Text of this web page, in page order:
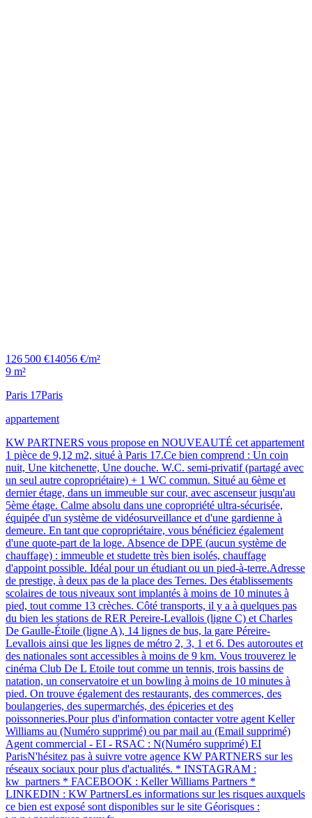
126 500 €14056 €/m²
9 m²
Paris 17Paris
appartement
KW PARTNERS vous propose en NOUVEAUTÉ cet appartement
1 pièce de 9,12 m2, situé à Paris 17.Ce bien comprend : Un coin
nuit, Une kitchenette, Une douche. W.C. semi-privatif (partagé avec
un seul autre copropriétaire) + 1 WC commun. Situé au 6ème et
dernier étage, dans un immeuble sur cour, avec ascenseur jusqu'au
5ème étage. Calme absolu dans une copropriété ultra-sécurisée,
équipée d'un système de vidéosurveillance et d'une gardienne à
demeure. En tant que copropriétaire, vous bénéficiez également
d'une quote-part de la loge. Absence de DPE (aucun système de
chauffage) : immeuble et studette très bien isolés, chauffage
d'appoint possible. Idéal pour un étudiant ou un pied-à-terre.Adresse
de prestige, à deux pas de la place des Ternes. Des établissements
scolaires de tous niveaux sont implantés à moins de 10 minutes à
pied, tout comme 13 crèches. Côté transports, il y a à quelques pas
du bien les stations de RER Pereire-Levallois (ligne C) et Charles
De Gaulle-Étoile (ligne A), 14 lignes de bus, la gare Péreire-
Levallois ainsi que les lignes de métro 2, 3, 1 et 6. Des autoroutes et
des nationales sont accessibles à moins de 9 km. Vous trouverez le
cinéma Club De L Etoile tout comme un tennis, trois bassins de
natation, un conservatoire et un bowling à moins de 10 minutes à
pied. On trouve également des restaurants, des commerces, des
boulangeries, des supermarchés, des épiceries et des
poissonneries.Pour plus d'information contacter votre agent Keller
Williams au (Numéro supprimé) ou par mail au (Email supprimé)
Agent commercial - EI - RSAC : N(Numéro supprimé) EI
ParisN'hésitez pas à suivre votre agence KW PARTNERS sur les
réseaux sociaux pour plus d'actualités. * INSTAGRAM :
kw_partners * FACEBOOK : Keller Williams Partners *
LINKEDIN : KW PartnersLes informations sur les risques auxquels
ce bien est exposé sont disponibles sur le site Géorisques :